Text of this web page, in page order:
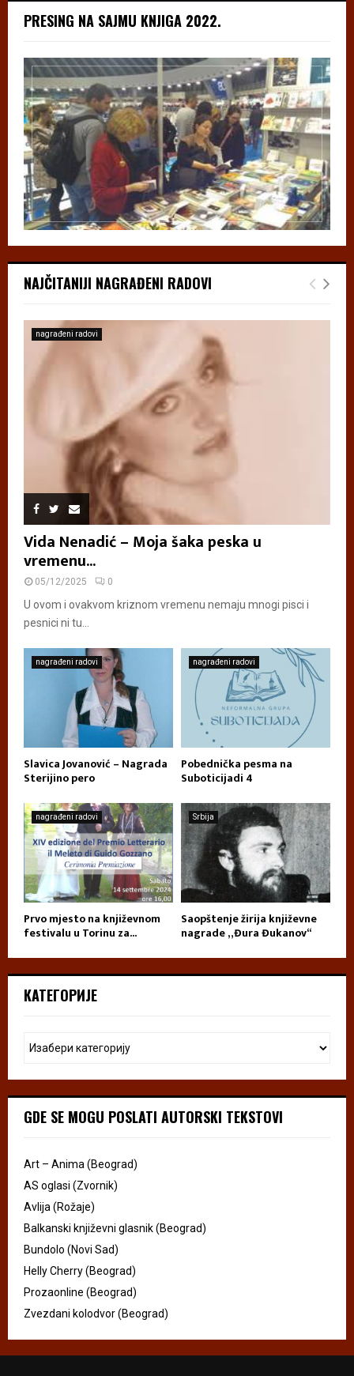
PRESING NA SAJMU KNJIGA 2022.
NAJČITANIJI NAGRAĐENI RADOVI
nagrađeni radovi
Vida Nenadić – Moja šaka peska u
vremenu...
05/12/2025 0
U ovom i ovakvom kriznom vremenu nemaju mnogi pisci i
pesnici ni tu...
nagrađeni radovi
Slavica Jovanović – Nagrada
Sterijino pero
nagrađeni radovi
Pobednička pesma na
Suboticijadi 4
nagrađeni radovi
Prvo mjesto na književnom
festivalu u Torinu za...
Srbija
Saopštenje žirija književne
nagrade „Đura Đukanov“
КАТЕГОРИЈЕ
GDE SE MOGU POSLATI AUTORSKI TEKSTOVI
Art – Anima (Beograd)
AS oglasi (Zvornik)
Avlija (Rožaje)
Balkanski književni glasnik (Beograd)
Bundolo (Novi Sad)
Helly Cherry (Beograd)
Prozaonline (Beograd)
Zvezdani kolodvor (Beograd)